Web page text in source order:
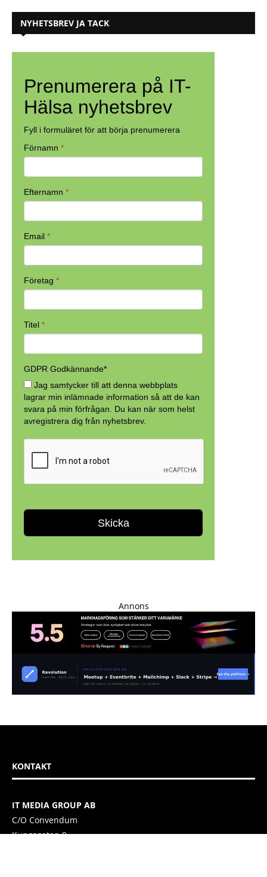
NYHETSBREV JA TACK
Annons
KONTAKT
IT MEDIA GROUP AB
C/O Convendum
Kungsgatan 9